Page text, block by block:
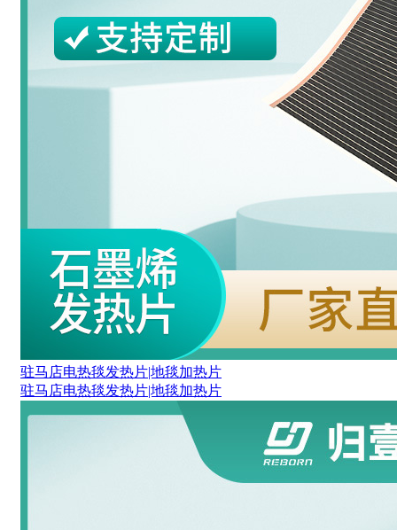
驻马店电热毯发热片|地毯加热片
驻马店电热毯发热片|地毯加热片